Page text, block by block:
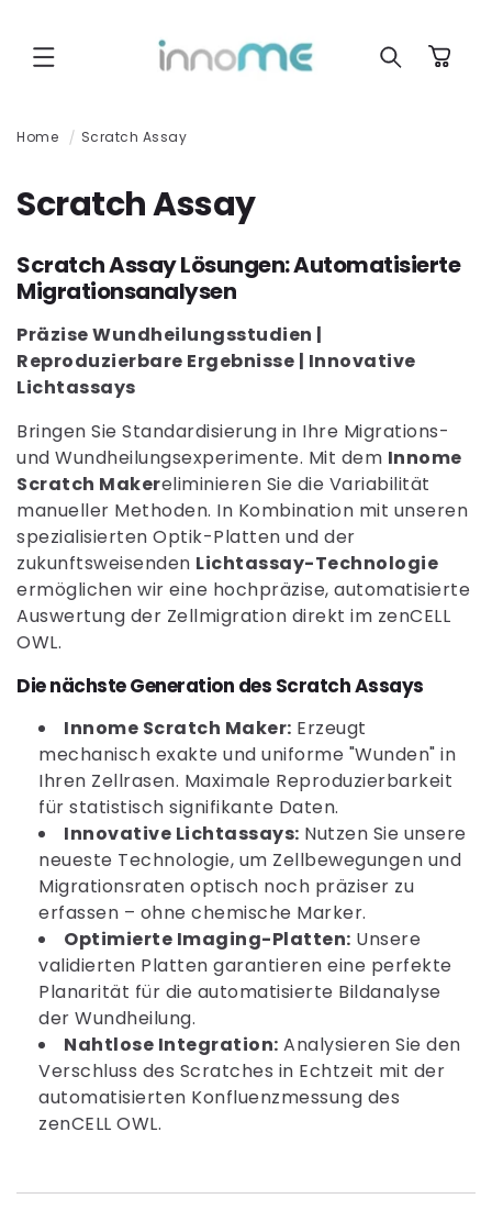
Warenkorb
Home Scratch Assay
K
t
e
g
o
r
i
e
:
Scratch Assay
Scratch Assay Lösungen: Automatisierte
Migrationsanalysen
Präzise Wundheilungsstudien |
Reproduzierbare Ergebnisse | Innovative
Lichtassays
Bringen Sie Standardisierung in Ihre Migrations-
und Wundheilungsexperimente. Mit dem Innome
Scratch Makereliminieren Sie die Variabilität
manueller Methoden. In Kombination mit unseren
spezialisierten Optik-Platten und der
zukunftsweisenden Lichtassay-Technologie
ermöglichen wir eine hochpräzise, automatisierte
Auswertung der Zellmigration direkt im zenCELL
OWL.
Die nächste Generation des Scratch Assays
Innome Scratch Maker: Erzeugt
mechanisch exakte und uniforme "Wunden" in
Ihren Zellrasen. Maximale Reproduzierbarkeit
für statistisch signifikante Daten.
Innovative Lichtassays: Nutzen Sie unsere
neueste Technologie, um Zellbewegungen und
Migrationsraten optisch noch präziser zu
erfassen – ohne chemische Marker.
Optimierte Imaging-Platten: Unsere
validierten Platten garantieren eine perfekte
Planarität für die automatisierte Bildanalyse
der Wundheilung.
Nahtlose Integration: Analysieren Sie den
Verschluss des Scratches in Echtzeit mit der
automatisierten Konfluenzmessung des
zenCELL OWL.